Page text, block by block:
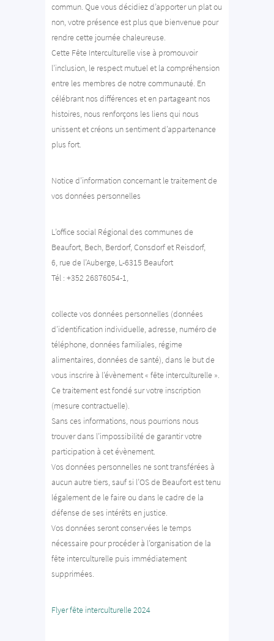
commun. Que vous décidiez d’apporter un plat ou
non, votre présence est plus que bienvenue pour
rendre cette journée chaleureuse.
Cette Fête Interculturelle vise à promouvoir
l’inclusion, le respect mutuel et la compréhension
entre les membres de notre communauté. En
célébrant nos différences et en partageant nos
histoires, nous renforçons les liens qui nous
unissent et créons un sentiment d’appartenance
plus fort.
Notice d’information concernant le traitement de
vos données personnelles
L’office social Régional des communes de
Beaufort, Bech, Berdorf, Consdorf et Reisdorf,
6, rue de l’Auberge, L-6315 Beaufort
Tél : +352 26876054-1,
collecte vos données personnelles (données
d’identification individuelle, adresse, numéro de
téléphone, données familiales, régime
alimentaires, données de santé), dans le but de
vous inscrire à l’évènement « fête interculturelle ».
Ce traitement est fondé sur votre inscription
(mesure contractuelle).
Sans ces informations, nous pourrions nous
trouver dans l’impossibilité de garantir votre
participation à cet évènement.
Vos données personnelles ne sont transférées à
aucun autre tiers, sauf si l’OS de Beaufort est tenu
légalement de le faire ou dans le cadre de la
défense de ses intérêts en justice.
Vos données seront conservées le temps
nécessaire pour procéder à l’organisation de la
fête interculturelle puis immédiatement
supprimées.
Flyer fête interculturelle 2024